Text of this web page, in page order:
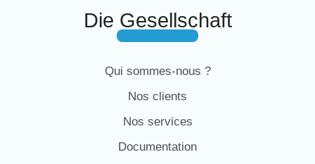
Die Gesellschaft
Qui sommes-nous ?
Nos clients
Nos services
Documentation